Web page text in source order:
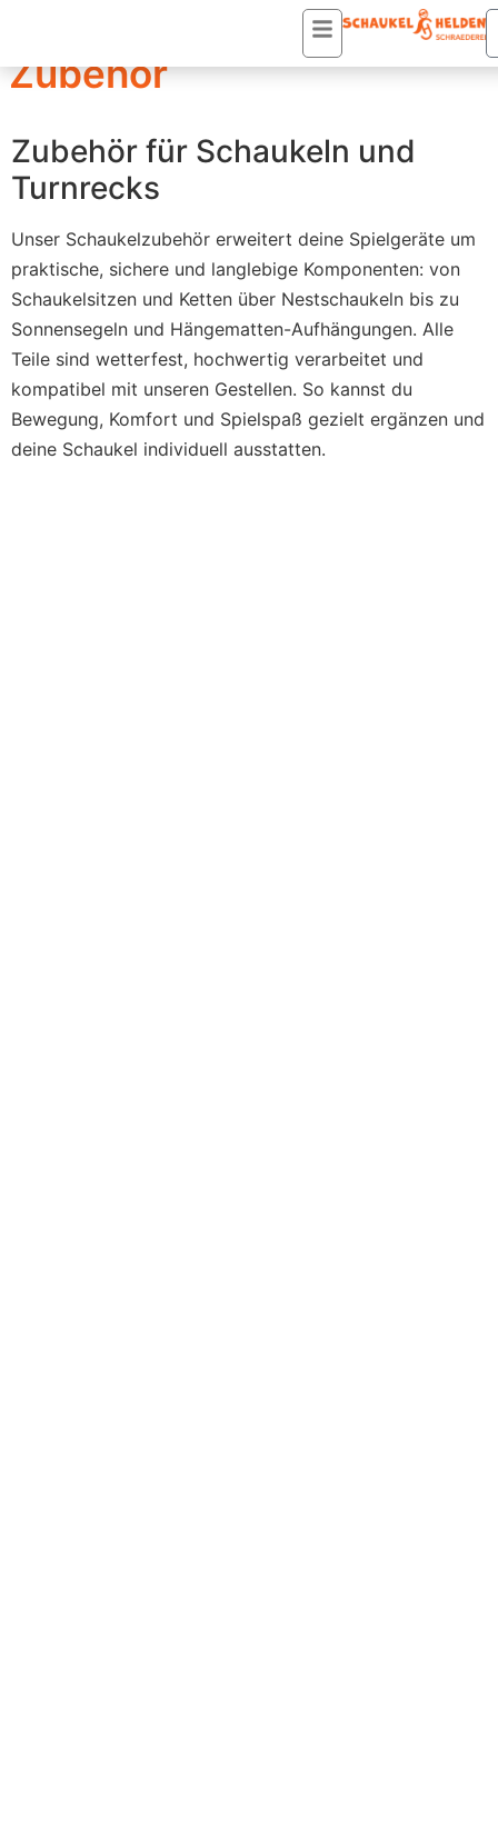
Zubehör
Zubehör für Schaukeln und
Turnrecks
Unser Schaukelzubehör erweitert deine Spielgeräte um
praktische, sichere und langlebige Komponenten: von
Schaukelsitzen und Ketten über Nestschaukeln bis zu
Sonnensegeln und Hängematten-Aufhängungen. Alle
Teile sind wetterfest, hochwertig verarbeitet und
kompatibel mit unseren Gestellen. So kannst du
Bewegung, Komfort und Spielspaß gezielt ergänzen und
deine Schaukel individuell ausstatten.